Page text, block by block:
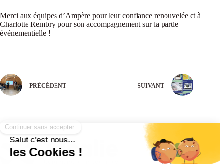
Merci aux équipes d’Ampère pour leur confiance renouvelée et à
Charlotte Rembry pour son accompagnement sur la partie
événementielle !
PRÉCÉDENT SUIVANT